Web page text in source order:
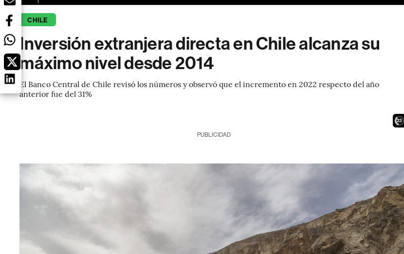
CHILE
Inversión extranjera directa en Chile alcanza su
máximo nivel desde 2014
El Banco Central de Chile revisó los números y observó que el incremento en 2022 respecto del año
anterior fue del 31%
21
PUBLICIDAD